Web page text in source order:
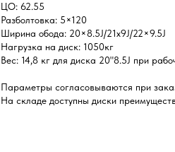
ЦО: 62.55
Разболтовка: 5×120
Ширина обода: 20×8.5J/21x9J/22×9.5J
Нагрузка на диск: 1050кг
Вес: 14,8 кг для диска 20"8.5J при
Параметры согласовываются при
На складе доступны диски